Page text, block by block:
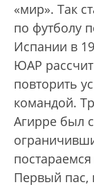
«мир». Так
по футболу
Испании в
ЮАР
повторить
командой.
Агирре был
Первый пас,